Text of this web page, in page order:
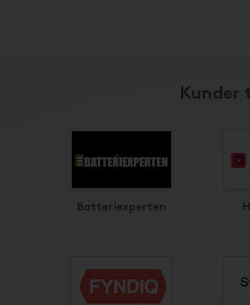
Kunder
Batteriexperten